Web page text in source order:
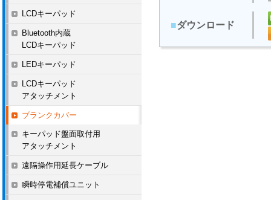
■ダウンロード
LCDキーパッド
Bluetooth内蔵
LCDキーパッド
LEDキーパッド
LCDキーパッド
アタッチメント
ブランクカバー
キーパッド盤面取付用
アタッチメント
遠隔操作用延長ケーブル
瞬時停電補償ユニット